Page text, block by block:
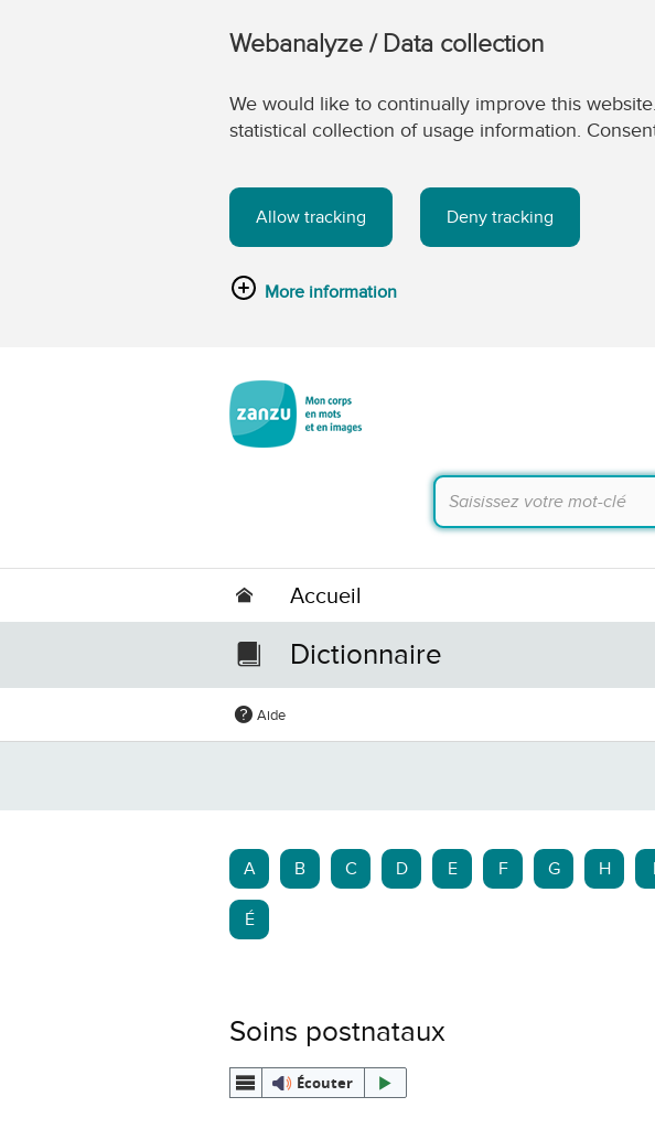
Webanalyze / Data collection
We would like to continually improve this
statistical collection of usage information.
Allow tracking Deny tracking
More information
Accueil
Dictionnaire
Aide
A B C D E F G H I
É
Soins postnataux
Écouter